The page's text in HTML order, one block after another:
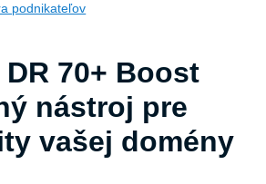
podnikateľov
70+ Boost
nástroj pre
vašej domény